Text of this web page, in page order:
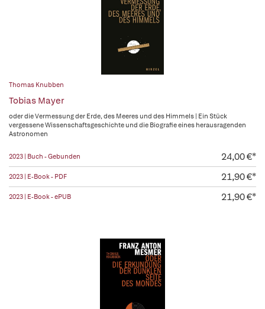
Thomas Knubben
Tobias Mayer
oder die Vermessung der Erde, des Meeres und des Himmels | Ein Stück
vergessene Wissenschaftsgeschichte und die Biografie eines herausragenden
Astronomen
2023 | Buch - Gebunden 24,00 €*
2023 | E-Book - PDF 21,90 €*
2023 | E-Book - ePUB 21,90 €*